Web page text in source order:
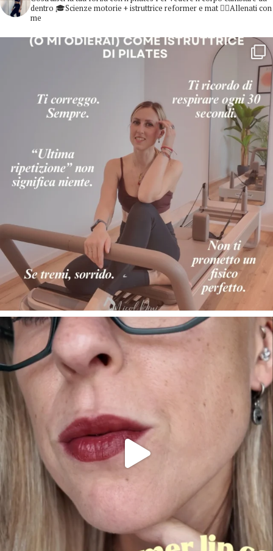
dentro 🎓Scienze motorie + istruttrice reformer e mat 👇🏻Allenati con
me